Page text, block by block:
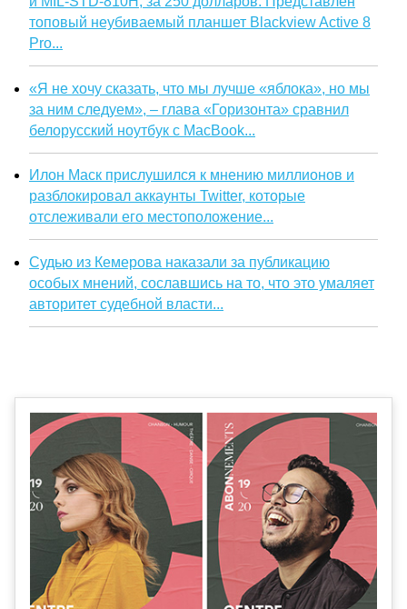
топовый неубиваемый планшет Blackview Active 8
Pro...
«Я не хочу сказать, что мы лучше «яблока», но мы
за ним следуем», – глава «Горизонта» сравнил
белорусский ноутбук с MacBook...
Илон Маск прислушился к мнению миллионов и
разблокировал аккаунты Twitter, которые
отслеживали его местоположение...
Судью из Кемерова наказали за публикацию
особых мнений, сославшись на то, что это умаляет
авторитет судебной власти...